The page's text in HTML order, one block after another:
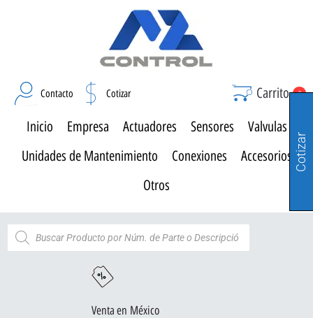
Contacto Cotizar Carrito 0
Inicio Empresa Actuadores Sensores
Valvulas
Unidades de Mantenimiento
Conexiones
Accesorios
Otros
Venta en México
Cotizar